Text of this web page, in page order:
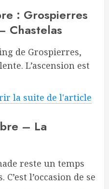
: Grospierres
Chastelas
de Grospierres,
L’ascension est
la suite de l'article
– La
reste un temps
l’occasion de se